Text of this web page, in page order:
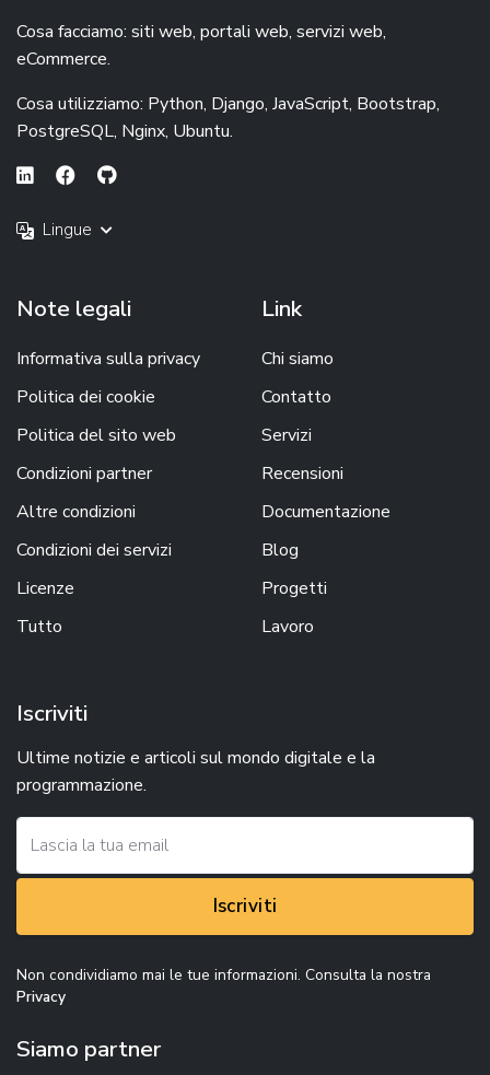
Cosa facciamo: siti web, portali web, servizi web,
eCommerce.
Cosa utilizziamo: Python, Django, JavaScript, Bootstrap,
PostgreSQL, Nginx, Ubuntu.
Lingue
Note legali
Informativa sulla privacy
Politica dei cookie
Politica del sito web
Condizioni partner
Altre condizioni
Condizioni dei servizi
Licenze
Tutto
Link
Chi siamo
Contatto
Servizi
Recensioni
Documentazione
Blog
Progetti
Lavoro
Iscriviti
Ultime notizie e articoli sul mondo digitale e la
programmazione.
Iscriviti
Non condividiamo mai le tue informazioni. Consulta la nostra
Privacy
Siamo partner